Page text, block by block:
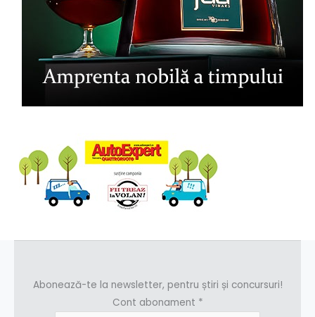
Abonează-te la newsletter, pentru știri și concursuri!
Cont abonament *